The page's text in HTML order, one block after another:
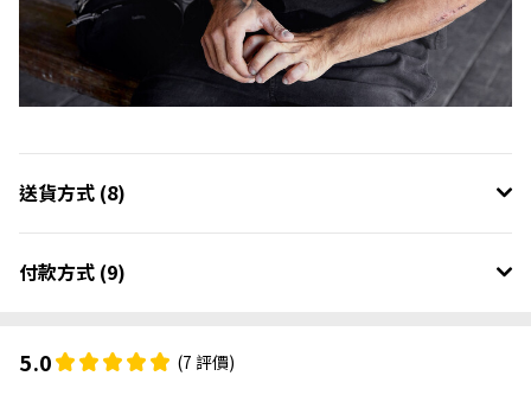
送貨方式 (8)
付款方式 (9)
5.0 (7 評價)